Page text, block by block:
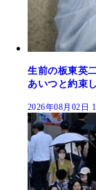
生前の板東英
あいつと約束
2026年08月02日